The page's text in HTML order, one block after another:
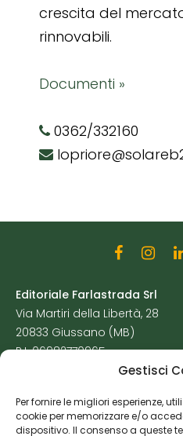
Gestisci
Per fornire le migliori esperienze,
cookie per memorizzare e/o
dispositivo. Il consenso a queste
crescita del
rinnovabili.
Documenti »
0362/332160
Editoriale Farlastrada Srl
Via Martiri della Libertà, 28
20833 Giussano (MB)
P.I. 06982770965
Cookie Policy
Risorse Aggiuntive